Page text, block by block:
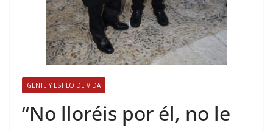
GENTE Y ESTILO DE VIDA
​“No lloréis por él, no le